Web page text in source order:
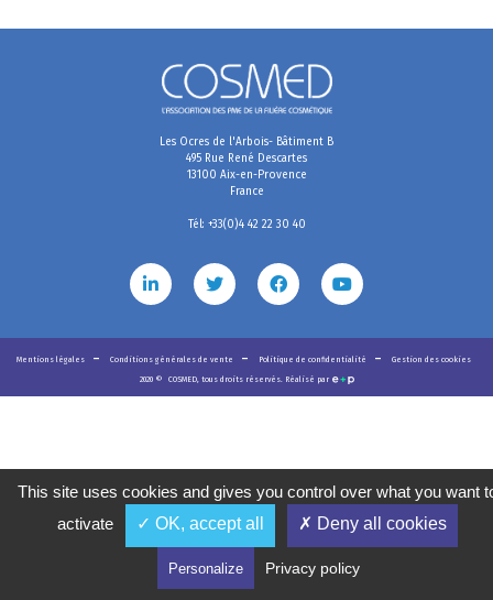
Les Ocres de l'Arbois- Bâtiment B
495 Rue René Descartes
13100 Aix-en-Provence
France
Tél: +33(0)4 42 22 30 40
Mentions légales Conditions générales de vente Politique de confidentialité
Gestion des cookies
2020 © COSMED, tous droits réservés. Réalisé par
This site uses cookies and gives you control over what you want
activate
✓ OK, accept all ✗ Deny all cookies
Personalize Privacy policy